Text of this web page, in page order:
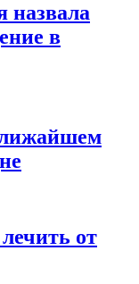
назвала
в
от